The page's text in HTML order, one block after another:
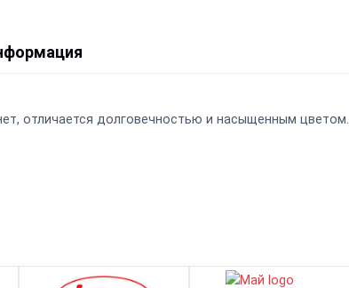
отличается долговечностью и насыщенным цветом.